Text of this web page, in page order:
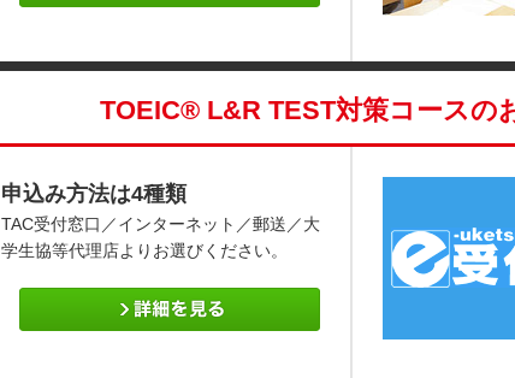
TOEIC® L&R TEST対策コースの
申込み方法は4種類
TAC受付窓口／インターネット／郵送／大
学生協等代理店よりお選びください。